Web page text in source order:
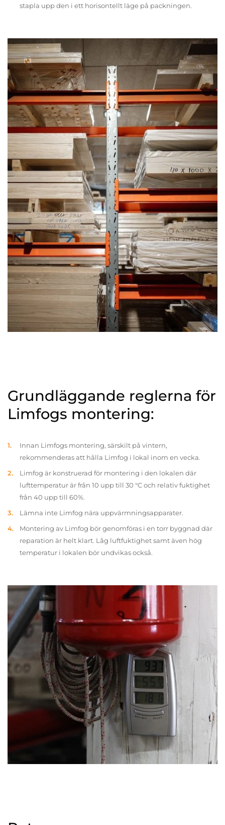
stapla upp den i ett horisontellt läge på packningen.
Grundläggande reglerna för
Limfogs montering:
Innan Limfogs montering, särskilt på vintern,
rekommenderas att hålla Limfog i lokal inom en vecka.
Limfog är konstruerad för montering i den lokalen där
lufttemperatur är från 10 upp till 30 °C och relativ fuktighet
från 40 upp till 60%.
Lämna inte Limfog nära uppvärmningsapparater.
Montering av Limfog bör genomföras i en torr byggnad där
reparation är helt klart. Låg luftfuktighet samt även hög
temperatur i lokalen bör undvikas också.